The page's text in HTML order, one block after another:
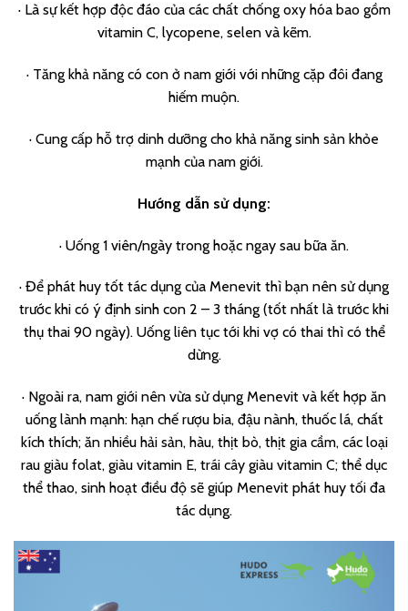
· Là sự kết hợp độc đáo của các chất chống oxy hóa bao gồm
vitamin C, lycopene, selen và kẽm.
· Tăng khả năng có con ở nam giới với những cặp đôi đang
hiếm muộn.
· Cung cấp hỗ trợ dinh dưỡng cho khả năng sinh sản khỏe
mạnh của nam giới.
Hướng dẫn sử dụng:
· Uống 1 viên/ngày trong hoặc ngay sau bữa ăn.
· Để phát huy tốt tác dụng của Menevit thì bạn nên sử dụng
trước khi có ý định sinh con 2 – 3 tháng (tốt nhất là trước khi
thụ thai 90 ngày). Uống liên tục tới khi vợ có thai thì có thể
dừng.
· Ngoài ra, nam giới nên vừa sử dụng Menevit và kết hợp ăn
uống lành mạnh: hạn chế rượu bia, đậu nành, thuốc lá, chất
kích thích; ăn nhiều hải sản, hàu, thịt bò, thịt gia cầm, các loại
rau giàu folat, giàu vitamin E, trái cây giàu vitamin C; thể dục
thể thao, sinh hoạt điều độ sẽ giúp Menevit phát huy tối đa
tác dụng.